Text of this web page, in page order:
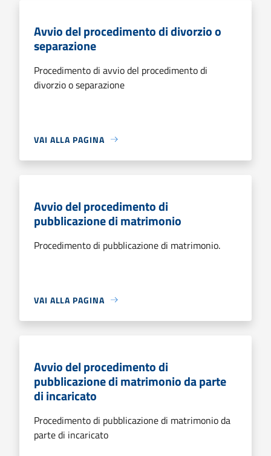
Avvio del procedimento di divorzio o
separazione
Procedimento di avvio del procedimento di
divorzio o separazione
VAI ALLA PAGINA
Avvio del procedimento di
pubblicazione di matrimonio
Procedimento di pubblicazione di matrimonio.
VAI ALLA PAGINA
Avvio del procedimento di
pubblicazione di matrimonio da parte
di incaricato
Procedimento di pubblicazione di matrimonio da
parte di incaricato